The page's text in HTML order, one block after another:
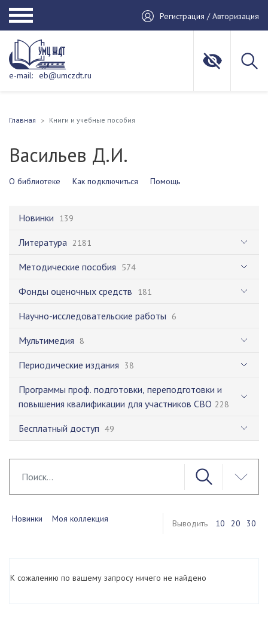
Регистрация / Авторизация
e-mail: eb@umczdt.ru
Главная Книги и учебные пособия
Васильев Д.И.
О библиотеке Как подключиться Помощь
Новинки 139
Литература 2181
Методические пособия 574
Фонды оценочных средств 181
Научно-исследовательские работы 6
Мультимедия 8
Периодические издания 38
Программы проф. подготовки, переподготовки и
повышения квалификации для участников СВО 228
Бесплатный доступ 49
Новинки Моя коллекция Выводить 10 20 30
К сожалению по вашему запросу ничего не найдено